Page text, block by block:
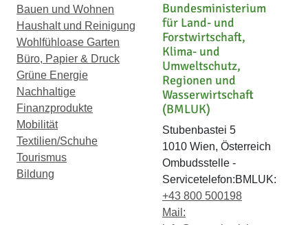
Bauen und Wohnen
Haushalt und Reinigung
Wohlfühloase Garten
Büro, Papier & Druck
Grüne Energie
Nachhaltige
Finanzprodukte
Mobilität
Textilien/Schuhe
Tourismus
Bildung
Bundesministerium
für Land- und
Forstwirtschaft,
Klima- und
Umweltschutz,
Regionen und
Wasserwirtschaft
(BMLUK)
Stubenbastei 5
1010 Wien, Österreich
Ombudsstelle -
Servicetelefon:BMLUK:
+43 800 500198
Mail: